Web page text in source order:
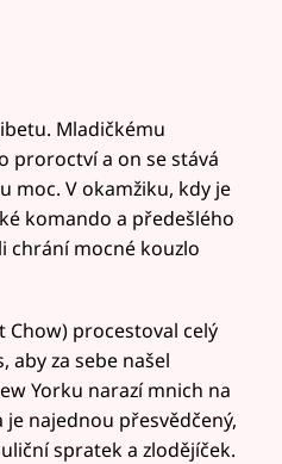
Mladičkému
proroctví a on se stává
moc. V okamžiku, kdy je
komando a předešlého
chrání mocné kouzlo
Chow) procestoval celý
aby za sebe našel
Yorku narazí mnich na
najednou přesvědčený,
spratek a zlodějíček.